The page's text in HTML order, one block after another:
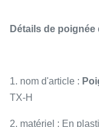
Détails de
1. nom d'article :
TX-H
2. matériel : En